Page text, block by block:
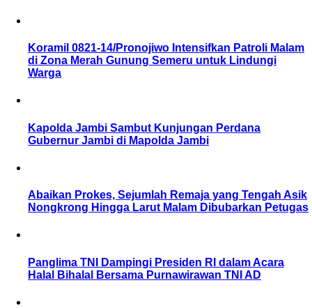
Koramil 0821-14/Pronojiwo Intensifkan Patroli Malam
di Zona Merah Gunung Semeru untuk Lindungi
Warga
Kapolda Jambi Sambut Kunjungan Perdana
Gubernur Jambi di Mapolda Jambi
Abaikan Prokes, Sejumlah Remaja yang Tengah Asik
Nongkrong Hingga Larut Malam Dibubarkan Petugas
Panglima TNI Dampingi Presiden RI dalam Acara
Halal Bihalal Bersama Purnawirawan TNI AD